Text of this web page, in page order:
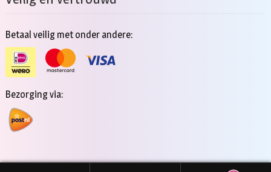
Betaal veilig met onder andere:
Bezorging via: